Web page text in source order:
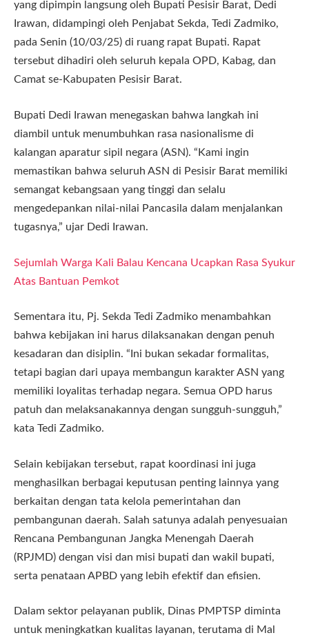
yang dipimpin langsung oleh Bupati Pesisir Barat, Dedi
Irawan, didampingi oleh Penjabat Sekda, Tedi Zadmiko,
pada Senin (10/03/25) di ruang rapat Bupati. Rapat
tersebut dihadiri oleh seluruh kepala OPD, Kabag, dan
Camat se-Kabupaten Pesisir Barat.
Bupati Dedi Irawan menegaskan bahwa langkah ini
diambil untuk menumbuhkan rasa nasionalisme di
kalangan aparatur sipil negara (ASN). “Kami ingin
memastikan bahwa seluruh ASN di Pesisir Barat memiliki
semangat kebangsaan yang tinggi dan selalu
mengedepankan nilai-nilai Pancasila dalam menjalankan
tugasnya,” ujar Dedi Irawan.
Sejumlah Warga Kali Balau Kencana Ucapkan Rasa Syukur
Atas Bantuan Pemkot
Sementara itu, Pj. Sekda Tedi Zadmiko menambahkan
bahwa kebijakan ini harus dilaksanakan dengan penuh
kesadaran dan disiplin. “Ini bukan sekadar formalitas,
tetapi bagian dari upaya membangun karakter ASN yang
memiliki loyalitas terhadap negara. Semua OPD harus
patuh dan melaksanakannya dengan sungguh-sungguh,”
kata Tedi Zadmiko.
Selain kebijakan tersebut, rapat koordinasi ini juga
menghasilkan berbagai keputusan penting lainnya yang
berkaitan dengan tata kelola pemerintahan dan
pembangunan daerah. Salah satunya adalah penyesuaian
Rencana Pembangunan Jangka Menengah Daerah
(RPJMD) dengan visi dan misi bupati dan wakil bupati,
serta penataan APBD yang lebih efektif dan efisien.
Dalam sektor pelayanan publik, Dinas PMPTSP diminta
untuk meningkatkan kualitas layanan, terutama di Mal